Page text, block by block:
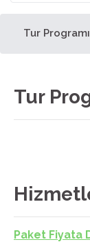
Tur Programı
Tur
Paket Fiyata